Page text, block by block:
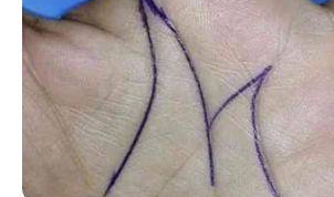
TEMAS DESTACADOS
EMERGENCIAS POR LLUVIAS
METRO DE MEDELLÍN
ELECCIONES PRESIDENCIALES
MARINILLA - ANTIOQUIA
EPM
YONDÓ - ANTIOQUIA
RIONEGRO